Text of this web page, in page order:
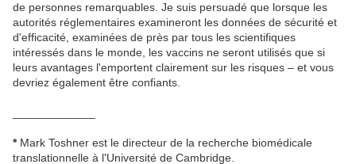
de personnes remarquables. Je suis persuadé que lorsque les
autorités réglementaires examineront les données de sécurité et
d'efficacité, examinées de près par tous les scientifiques
intéressés dans le monde, les vaccins ne seront utilisés que si
leurs avantages l'emportent clairement sur les risques – et vous
devriez également être confiants.
* Mark Toshner est le directeur de la recherche biomédicale
translationnelle à l'Université de Cambridge.